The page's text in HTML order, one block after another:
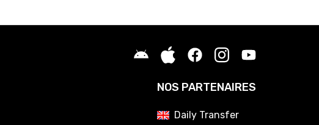
NOS PARTENAIRES
Daily Transfer